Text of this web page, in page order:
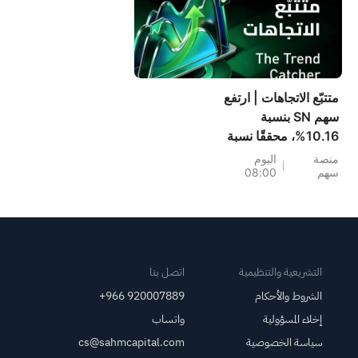
متتبّع الاتجاهات | ارتفع
سهم SN بنسبة
10.16%، محققًا نسبة
فوز 67%، وهو السهم
الذي تم اختياره
الأسبوع المقبل
منصة
سهم
اليوم
08:00
التشريعية والتنظيمية
الشروط والأحكام
إخلاء المسؤولية
سياسة الخصوصية
اتصل بنا
+966 920007889
واتساب
cs@sahmcapital.com